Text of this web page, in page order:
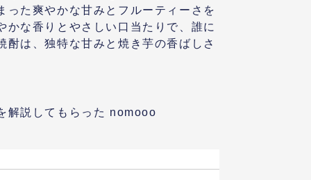
た爽やかな甘みとフルーティーさを
な香りとやさしい口当たりで、誰に
は、独特な甘みと焼き芋の香ばしさ
解説してもらった nomooo